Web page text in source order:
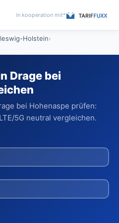
in kooperation mit*
Holstein›
Drage bei
bei Hohenaspe prüfen:
5G neutral vergleichen.